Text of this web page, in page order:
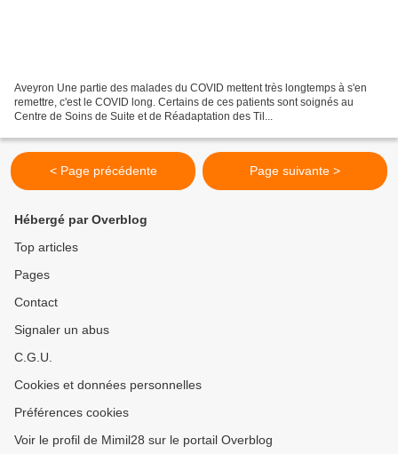
Aveyron Une partie des malades du COVID mettent très longtemps à s'en
remettre, c'est le COVID long. Certains de ces patients sont soignés au
Centre de Soins de Suite et de Réadaptation des Til...
< Page précédente Page suivante >
Hébergé par Overblog
Top articles
Pages
Contact
Signaler un abus
C.G.U.
Cookies et données personnelles
Préférences cookies
Voir le profil de Mimil28 sur le portail Overblog